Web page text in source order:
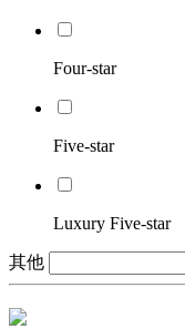
Four-star
Five-star
Luxury Five-star
其他